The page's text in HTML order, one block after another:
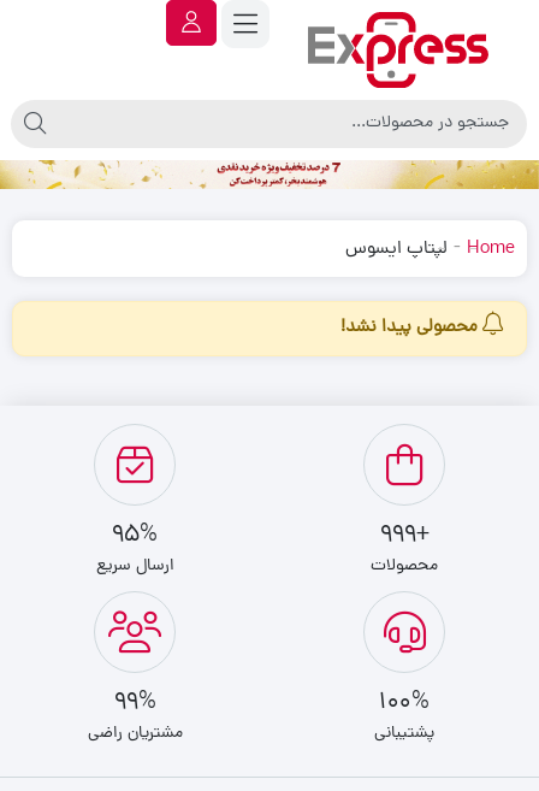
Home
- لپتاپ ایسوس
محصولی پیدا نشد!
+999
محصولات
95%
ارسال سریع
100%
پشتیبانی
99%
مشتریان راضی